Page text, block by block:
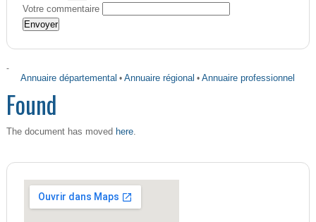
Votre commentaire
-
Annuaire départemental •Annuaire régional •Annuaire professionnel
Found
The document has moved here.